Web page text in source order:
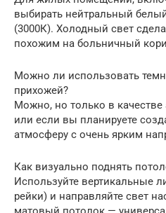
выбирать нейтральный
(3000К). Холодный свет
похожим на больничный
Можно ли использовать
прихожей?
Можно, но только в качестве
или если вы планируете
атмосферу с очень ярким
Как визуально поднять
Используйте вертикальные
рейки) и направляйте свет